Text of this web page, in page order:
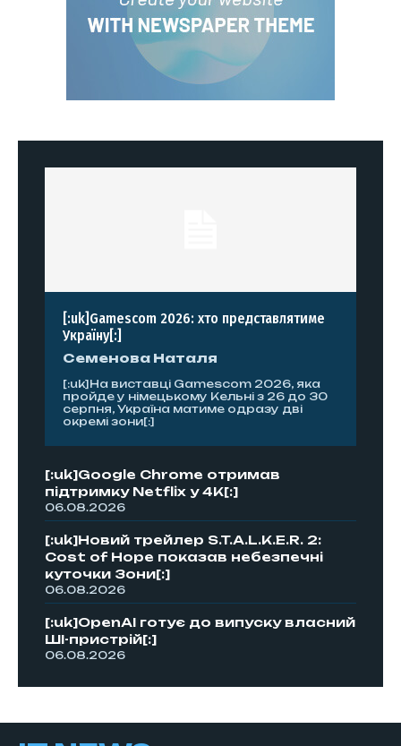
[:uk]Gamescom 2026: хто представлятиме
Україну[:]
Семенова Наталя
[:uk]На виставці Gamescom 2026, яка
пройде у німецькому Кельні з 26 до 30
серпня, Україна матиме одразу дві
окремі зони[:]
[:uk]Google Chrome отримав
підтримку Netflix у 4K[:]
06.08.2026
[:uk]Новий трейлер S.T.A.L.K.E.R. 2:
Cost of Hope показав небезпечні
куточки Зони[:]
06.08.2026
[:uk]OpenAI готує до випуску власний
ШІ-пристрій[:]
06.08.2026